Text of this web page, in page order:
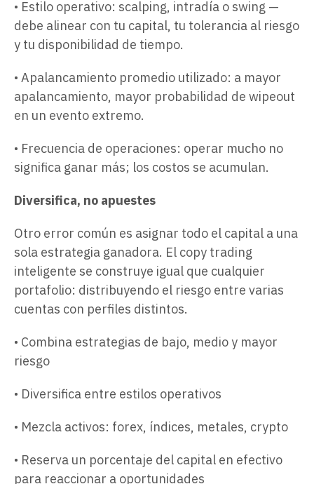
• Estilo operativo: scalping, intradía o swing —
debe alinear con tu capital, tu tolerancia al riesgo
y tu disponibilidad de tiempo.
• Apalancamiento promedio utilizado: a mayor
apalancamiento, mayor probabilidad de wipeout
en un evento extremo.
• Frecuencia de operaciones: operar mucho no
significa ganar más; los costos se acumulan.
Diversifica, no apuestes
Otro error común es asignar todo el capital a una
sola estrategia ganadora. El copy trading
inteligente se construye igual que cualquier
portafolio: distribuyendo el riesgo entre varias
cuentas con perfiles distintos.
• Combina estrategias de bajo, medio y mayor
riesgo
• Diversifica entre estilos operativos
• Mezcla activos: forex, índices, metales, crypto
• Reserva un porcentaje del capital en efectivo
para reaccionar a oportunidades